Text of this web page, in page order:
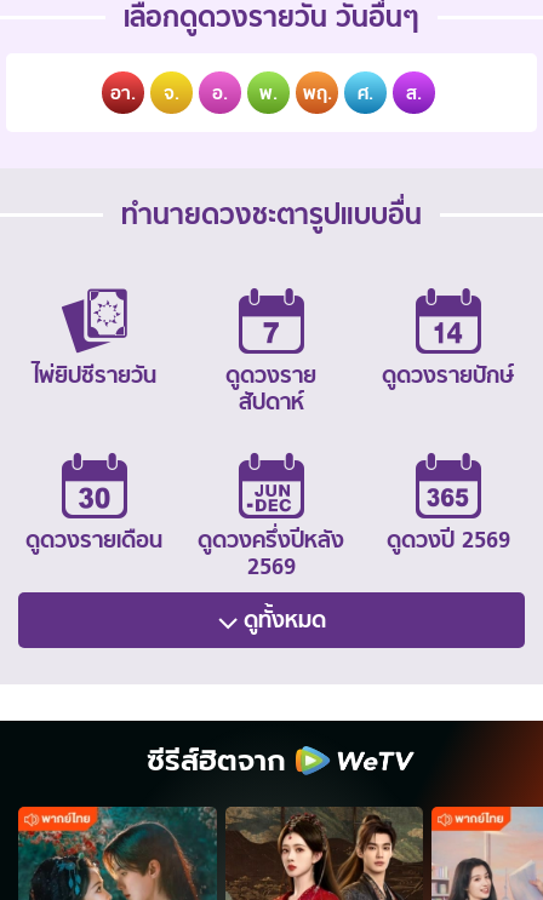
เลือกดูดวงรายวัน วันอื่นๆ
อา. จ. อ. พ. พฤ. ศ. ส.
ทำนายดวงชะตารูปแบบอื่น
ไพ่ยิปซีรายวัน
ดูดวงราย
สัปดาห์
ดูดวงรายปักษ์
ดูดวงรายเดือน
ดูดวงครึ่งปีหลัง
2569
ดูดวงปี 2569
ดูทั้งหมด
ซีรีส์ฮิตจาก